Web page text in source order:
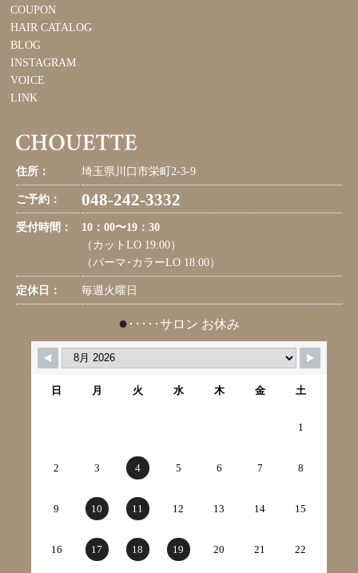
COUPON
HAIR CATALOG
BLOG
INSTAGRAM
VOICE
LINK
住所： 埼玉県川口市栄町2-3-9
ご予約： 048-242-3332
受付時間：
10：00〜19：30
（カットLO 19:00）
（パーマ･カラーLO 18:00）
定休日： 毎週火曜日
● ･････サロン お休み
日 月 火 水 木 金 土
1
2 3 4 5 6 7 8
9 10 11 12 13 14 15
16 17 18 19 20 21 22